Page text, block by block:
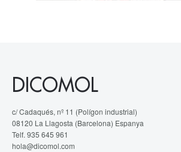
DICOMOL
c/ Cadaqués, nº 11 (Polígon industrial)
08120 La Llagosta (Barcelona) Espanya
Telf. 935 645 961
hola@dicomol.com